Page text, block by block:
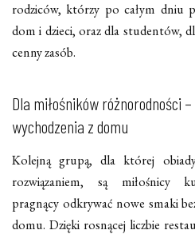
rodziców, którzy po całym dniu
dom i dzieci, oraz dla studentów,
cenny zasób.
Dla miłośników różnorodności
wychodzenia z domu
Kolejną grupą, dla której
rozwiązaniem, są miłośnicy
pragnący odkrywać nowe smaki
domu. Dzięki rosnącej liczbie